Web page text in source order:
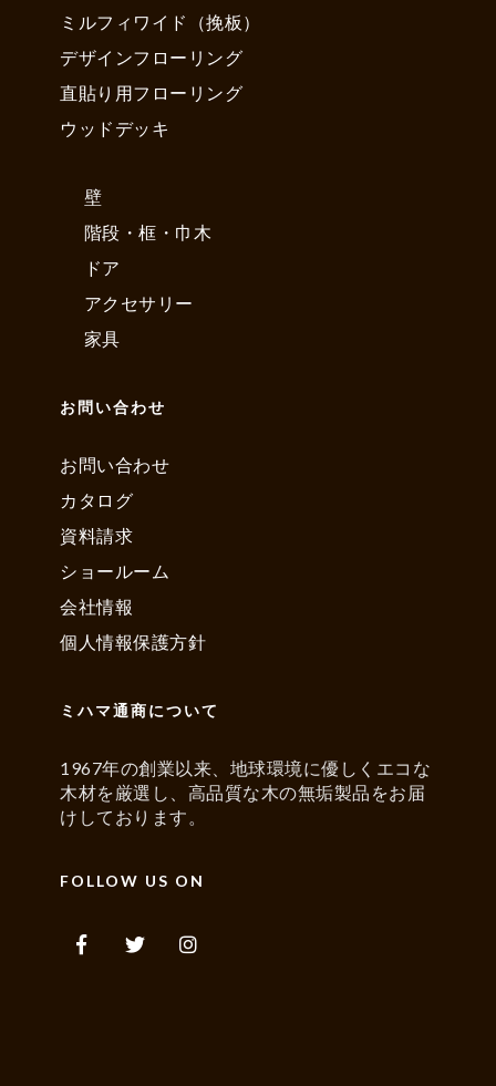
ミルフィワイド（挽板）
デザインフローリング
直貼り用フローリング
ウッドデッキ
壁
階段・框・巾木
ドア
アクセサリー
家具
お問い合わせ
お問い合わせ
カタログ
資料請求
ショールーム
会社情報
個人情報保護方針
ミハマ通商について
1967年の創業以来、地球環境に優しくエコな
木材を厳選し、高品質な木の無垢製品をお届
けしております。
FOLLOW US ON